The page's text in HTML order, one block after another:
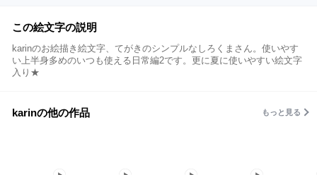
この絵文字の説明
karinのお絵描き絵文字、てがきのシンプルなしろくまさん。使いやす
い上半身多めのいつも使える日常編2です。更に夏に使いやすい絵文字
入り★
karinの他の作品 もっと見る